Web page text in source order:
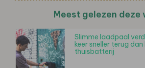
Meest gelezen deze
Slimme laadpaal
keer sneller terug dan
thuisbatterij